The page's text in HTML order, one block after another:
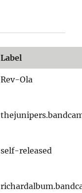
Label
Rev-Ola
self-released